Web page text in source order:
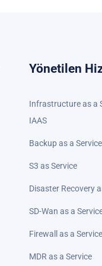
Yönetilen
Infrastructure as a
IAAS
Backup as a Service
S3 as Service
Disaster Recovery
SD-Wan as a
Firewall as a Service
MDR as a Service